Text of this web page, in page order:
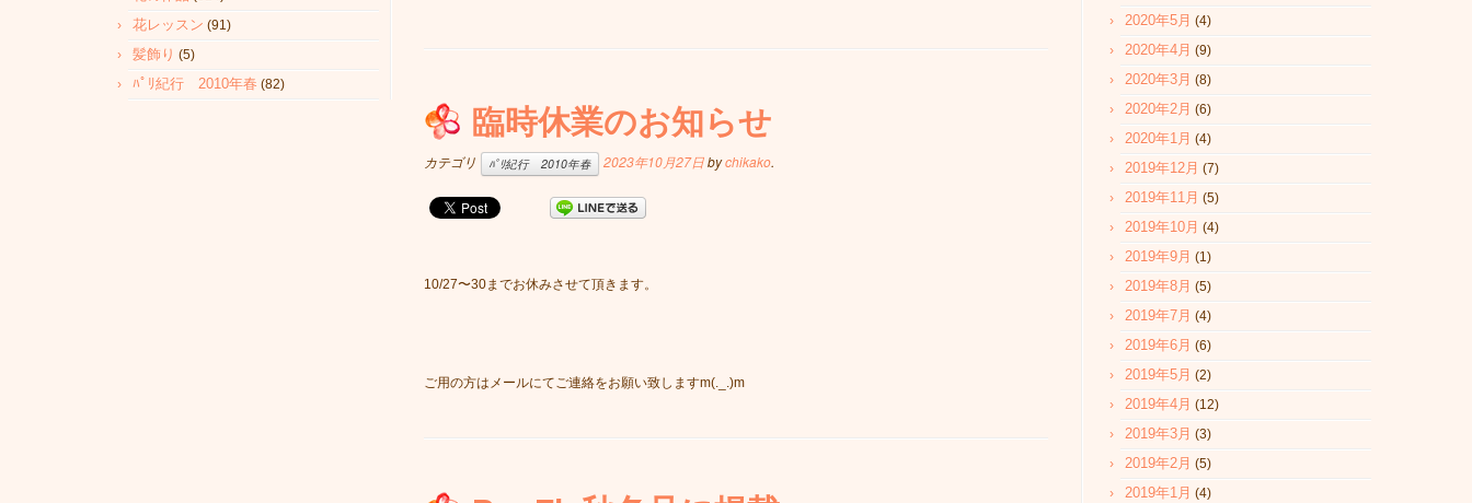
花レッスン (91)
髪飾り (5)
ﾊﾟﾘ紀行 2010年春 (82)
臨時休業のお知らせ
カテゴリ ﾊﾟﾘ紀行 2010年春 2023年10月27日bychikako.
10/27〜30までお休みさせて頂きます。
ご用の方はメールにてご連絡をお願い致しますm(._.)m
2020年5月 (4)
2020年4月 (9)
2020年3月 (8)
2020年2月 (6)
2020年1月 (4)
2019年12月 (7)
2019年11月 (5)
2019年10月 (4)
2019年9月 (1)
2019年8月 (5)
2019年7月 (4)
2019年6月 (6)
2019年5月 (2)
2019年4月 (12)
2019年3月 (3)
2019年2月 (5)
2019年1月 (4)